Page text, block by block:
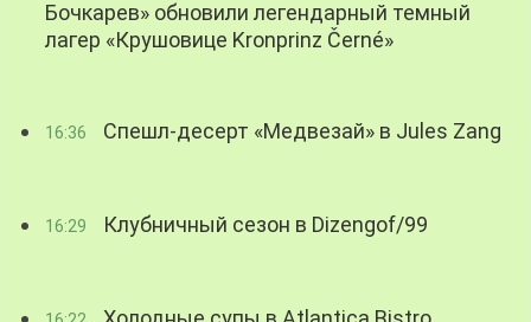
Бочкарев» обновили легендарный темный
лагер «Крушовице Kronprinz Černé»
16:36 Спешл-десерт «Медвезай» в Jules Zang
16:29 Клубничный сезон в Dizengof/99